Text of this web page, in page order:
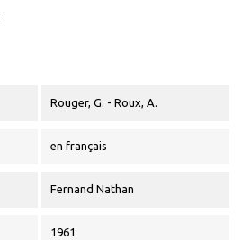
Rouger, G. - Roux, A.
en français
Fernand Nathan
1961